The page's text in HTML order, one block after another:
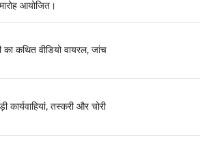
आयोजित।
का कथित वीडियो वायरल, जांच
तस्करी और चोरी